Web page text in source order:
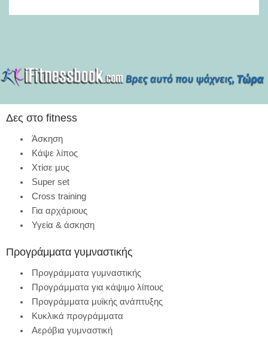
Δες στο fitness
Άσκηση
Κάψε λίπος
Χτίσε μυς
Super set
Cross training
Για αρχάριους
Υγεία & άσκηση
Προγράμματα γυμναστικής
Προγράμματα γυμναστικής
Προγράμματα για κάψιμο λίπους
Προγράμματα μυϊκής ανάπτυξης
Κυκλικά προγράμματα
Αερόβια γυμναστική